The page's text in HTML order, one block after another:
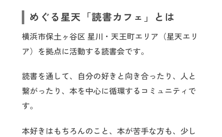
めぐる星天「読書カフェ」とは
横浜市保土ヶ谷区 星川・天王町エリア（星天エリ
ア）を拠点に活動する読書会です。
読書を通して、自分の好きと向き合ったり、人と
繋がったり、本を中心に循環するコミュニティで
す。
本好きはもちろんのこと、本が苦手な方も、少し